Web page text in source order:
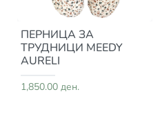
ПЕРНИЦА ЗА
ТРУДНИЦИ MEEDY
AURELI
1,850.00 ден.